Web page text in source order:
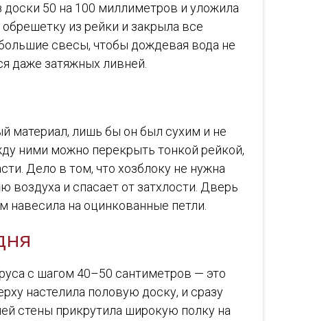
50 на 100 миллиметров и уложила
из рейки и закрыла все
свесы, чтобы дождевая вода не
даже затяжных ливней.
материал, лишь бы он был сухим и не
ними можно перекрыть тонкой рейкой,
Дело в том, что хозблоку не нужна
и спасает от затхлости. Дверь
навесила на оцинкованные петли.
с шагом 40–50 сантиметров — это
настелила половую доску, и сразу
стены прикрутила широкую полку на